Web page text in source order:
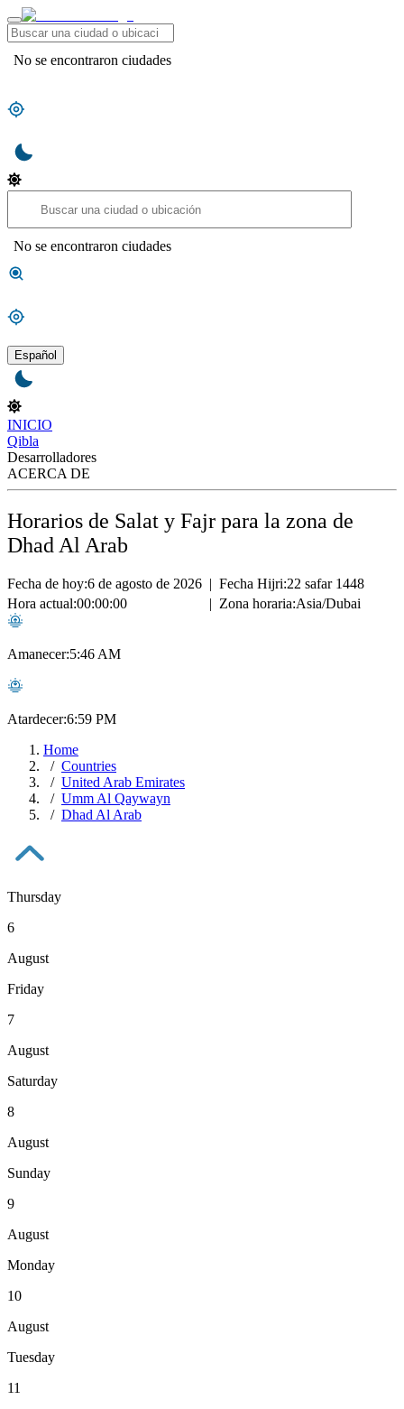
No se encontraron ciudades
No se encontraron ciudades
Español
INICIO
Qibla
Desarrolladores
ACERCA DE
Horarios de Salat y Fajr para la zona de
Dhad Al Arab
Fecha de hoy:6 de agosto de 2026 | Fecha Hijri:22 safar 1448
Hora actual:00:00:00 | Zona horaria:Asia/Dubai
Amanecer:5:46 AM
Atardecer:6:59 PM
Home
Countries
United Arab Emirates
Umm Al Qaywayn
Dhad Al Arab
Thursday
6
August
Friday
7
August
Saturday
8
August
Sunday
9
August
Monday
10
August
Tuesday
11